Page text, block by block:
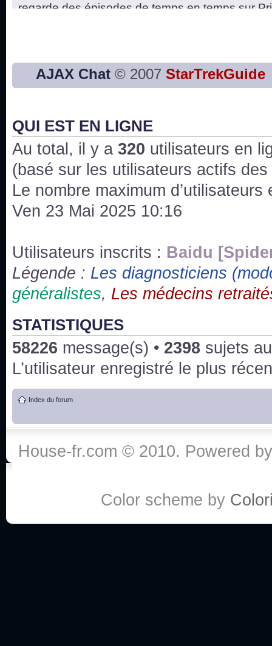
regarde des épisodes de temps en temps sur
Bon, 2020, ça n'a pas trop marché. JE vous
issus des saisons 6; 7 et 8 !
Bonne année 2020 !
Bonne année 2019 !
Joyeux Noël !
Bonne année tout le monde !
Un peu de ménage, spams supprimés. Depuis
chaines françaises diffusent House, HD1 et
3x24 Human Error mais je suis pas sur
Bonjour j'aimerais que l'on m'aide à trouver un
qu'une personne fait un arrêt cardiaque mais
:he:
Salut tout le monde ! Je me fais un petit après
AJAX Chat © 2007 StarTrekGuide
QUI EST EN LIGNE
Au total, il y a 320 utilisateurs en
(basé sur les utilisateurs actifs
Le nombre maximum
Ven 23 Mai 2025 10:16
Utilisateurs inscrits : Baidu
Légende : Les diagnosticiens
généralistes, Les médecins
STATISTIQUES
58226 message(s) • 2398 sujets
L’utilisateur enregistré le plus
Index du forum
House-fr.com © 2010. Powered
Color scheme by